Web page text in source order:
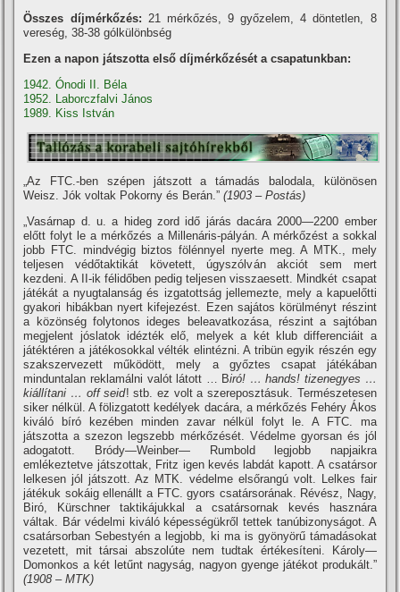
Összes díjmérkőzés: 21 mérkőzés, 9 győzelem, 4 döntetlen, 8
vereség, 38-38 gólkülönbség
Ezen a napon játszotta első díjmérkőzését a csapatunkban:
1942. Ónodi II. Béla
1952. Laborczfalvi János
1989. Kiss István
„Az FTC.-ben szépen játszott a támadás balodala, különösen
Weisz. Jók voltak Pokorny és Berán.”(1903 – Postás)
„Vasárnap d. u. a hideg zord idő járás dacára 2000—2200 ember
előtt folyt le a mérkőzés a Millenáris-pályán. A mérkőzést a sokkal
jobb FTC. mindvégig biztos fölénnyel nyerte meg. A MTK., mely
teljesen védőtaktikát követett, úgyszólván akciót sem mert
kezdeni. A II-ik félidőben pedig teljesen visszaesett. Mindkét csapat
játékát a nyugtalanság és izgatottság jellemezte, mely a kapuelőtti
gyakori hibákban nyert kifejezést. Ezen sajátos körülményt részint
a közönség folytonos ideges beleavatkozása, részint a sajtóban
megjelent jóslatok idézték elő, melyek a két klub differenciáit a
játéktéren a játékosokkal vélték elintézni. A tribün egyik részén egy
szakszervezett működött, mely a győztes csapat játékában
minduntalan reklamálni valót látott … Biró! … hands! tizenegyes …
kiállí­tani … off seid! stb. ez volt a szereposztásuk. Természetesen
siker nélkül. A fölizgatott kedélyek dacára, a mérkőzés Fehéry Ákos
kiváló bí­ró kezében minden zavar nélkül folyt le. A FTC. ma
játszotta a szezon legszebb mérkőzését. Védelme gyorsan és jól
adogatott. Bródy—Weinber— Rumbold legjobb napjaikra
emlékeztetve játszottak, Fritz igen kevés labdát kapott. A csatársor
lelkesen jól játszott. Az MTK. védelme elsőrangú volt. Lelkes fair
játékuk sokáig ellenállt a FTC. gyors csatársorának. Révész, Nagy,
Biró, Kürschner taktikájukkal a csatársornak kevés hasznára
váltak. Bár védelmi kiváló képességükről tettek tanúbizonyságot. A
csatársorban Sebestyén a legjobb, ki ma is gyönyörű támadásokat
vezetett, mit társai abszolúte nem tudtak értékesí­teni. Károly—
Domonkos a két letűnt nagyság, nagyon gyenge játékot produkált.”
(1908 – MTK)